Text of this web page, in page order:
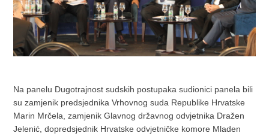
Na panelu Dugotrajnost sudskih postupaka sudionici panela bili
su zamjenik predsjednika Vrhovnog suda Republike Hrvatske
Marin Mrčela, zamjenik Glavnog državnog odvjetnika Dražen
Jelenić, dopredsjednik Hrvatske odvjetničke komore Mladen